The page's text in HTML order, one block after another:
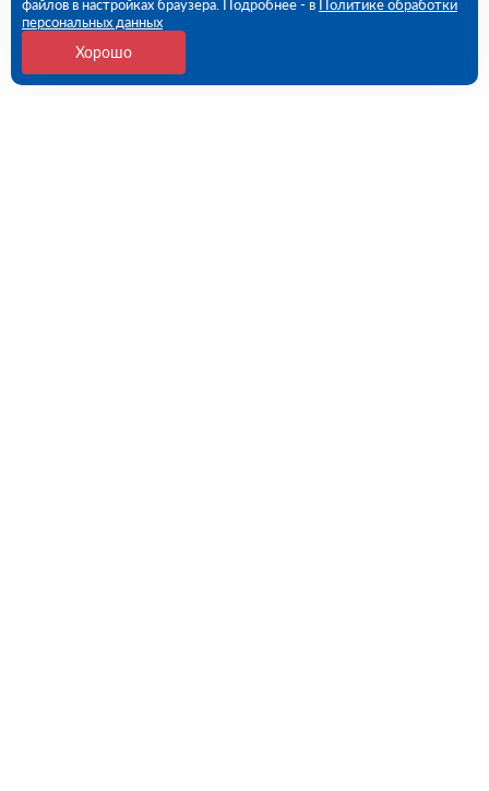
файлов в настройках браузера. Подробнее - в Политике обработки
персональных данных
Хорошо